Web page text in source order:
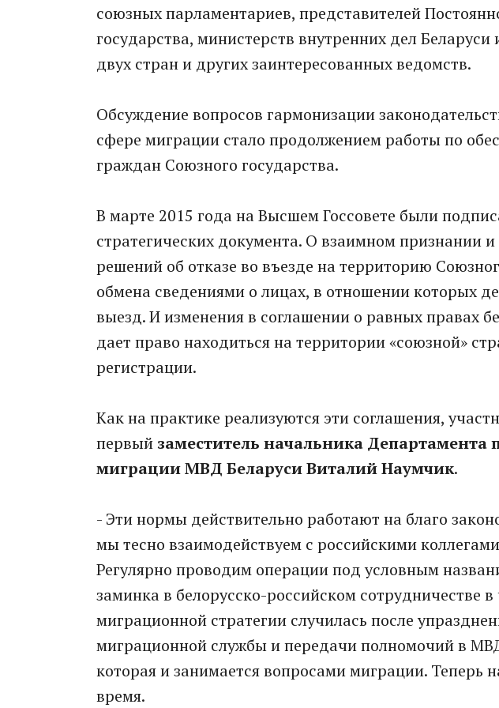
союзных парламентариев, представителей
государства, министерств внутренних дел
двух стран и других заинтересованных ведомств.
Обсуждение вопросов гармонизации
сфере миграции стало продолжением работы по
граждан Союзного государства.
В марте 2015 года на Высшем Госсовете были
стратегических документа. О взаимном признании
решений об отказе во въезде на территорию
обмена сведениями о лицах, в отношении которых
выезд. И изменения в соглашении о равных правах
дает право находиться на территории «союзной»
регистрации.
Как на практике реализуются эти соглашения,
первый заместитель начальника Департамента
миграции МВД Беларуси Виталий Наумчик.
- Эти нормы действительно работают на благо
мы тесно взаимодействуем с российскими
Регулярно проводим операции под условным
заминка в белорусско-российском сотрудничестве
миграционной стратегии случилась после
миграционной службы и передачи полномочий в
которая и занимается вопросами миграции. Теперь
время.